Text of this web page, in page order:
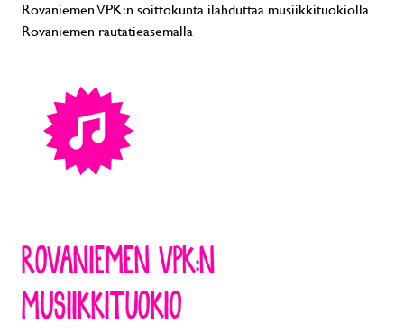
Rovaniemen VPK:n soittokunta ilahduttaa musiikkituokiolla
Rovaniemen rautatieasemalla
ROVANIEMEN VPK:N
MUSIIKKITUOKIO